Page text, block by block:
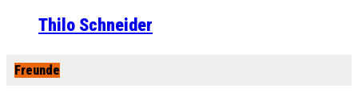
Thilo Schneider
Freunde